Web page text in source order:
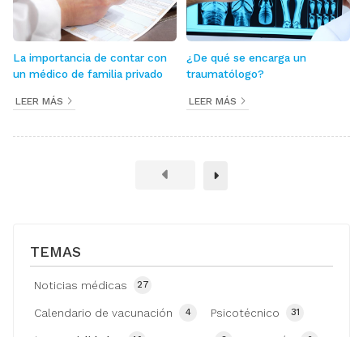
TEMAS
Noticias médicas 27
Calendario de vacunación 4 Psicotécnico 31
La importancia de contar con
un médico de familia privado
LEER MÁS
¿De qué se encarga un
traumatólogo?
LEER MÁS